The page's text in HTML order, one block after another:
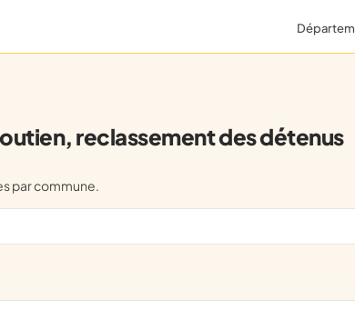
reclassement des détenus
par commune.